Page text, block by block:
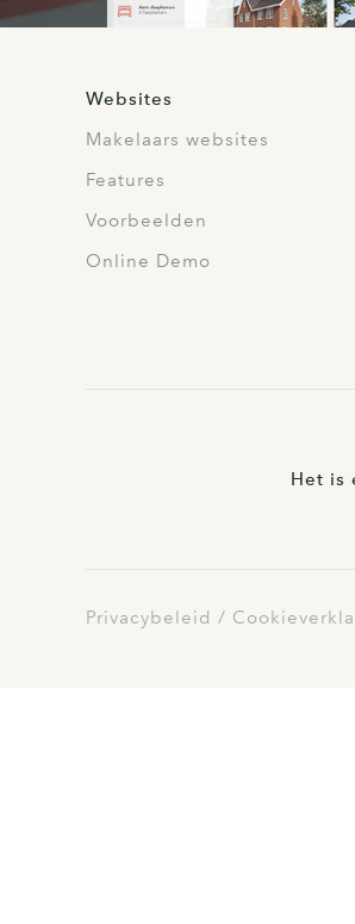
Websites
Makelaars websites
Features
Voorbeelden
Online Demo
Het is
Privacybeleid